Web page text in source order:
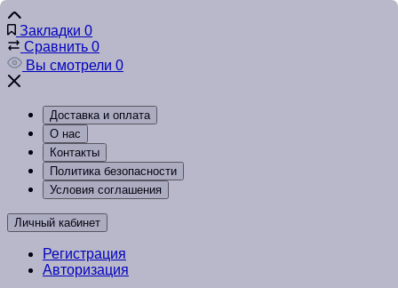
Закладки 0
Сравнить 0
Вы смотрели 0
Доставка и оплата
О нас
Контакты
Политика безопасности
Условия соглашения
Личный кабинет
Регистрация
Авторизация